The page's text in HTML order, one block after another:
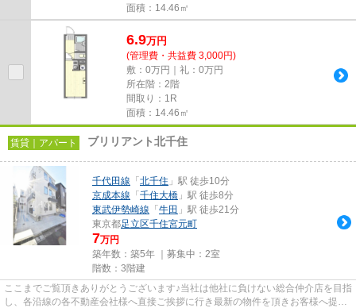
面積：14.46㎡
6.9万円
(管理費・共益費 3,000円)
敷：0万円｜礼：0万円
所在階：2階
間取り：1R
面積：14.46㎡
賃貸｜アパート ブリリアント北千住
千代田線 「 北千住 」駅 徒歩10分
京成本線 「 千住大橋 」駅 徒歩8分
東武伊勢崎線 「 牛田 」駅 徒歩21分
東京都足立区千住宮元町
7万円
築年数：築5年 ｜募集中： 2室
階数：3階建
ここまでご覧頂きありがとうございます♪当社は他社に負けない総合仲介店を目指
し、各沿線の各不動産会社様へ直接ご挨拶に行き最新の物件を頂きお客様へ提供